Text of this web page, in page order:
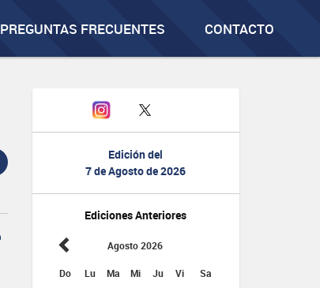
PREGUNTAS FRECUENTES CONTACTO
Edición del
7 de Agosto de 2026
Ediciones Anteriores
Agosto 2026
Do Lu Ma Mi Ju Vi Sa